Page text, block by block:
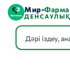
Мир-Фарма
ДЕНСАУЛЫҚ